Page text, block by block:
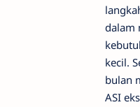
dalam
kecil.
bulan
ASI